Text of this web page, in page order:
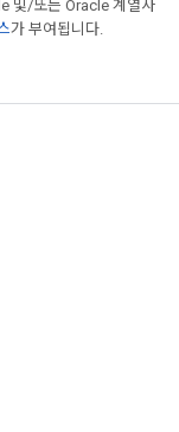
및/또는 Oracle 계열사
가 부여됩니다.